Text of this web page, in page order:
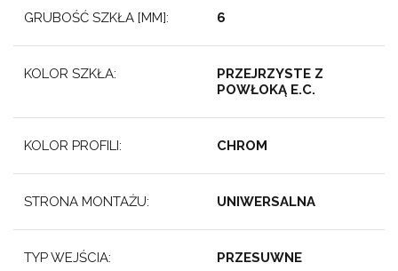
GRUBOŚĆ SZKŁA [MM]: 6
KOLOR SZKŁA:
PRZEJRZYSTE Z
POWŁOKĄ E.C.
KOLOR PROFILI: CHROM
STRONA MONTAŻU: UNIWERSALNA
TYP WEJŚCIA: PRZESUWNE